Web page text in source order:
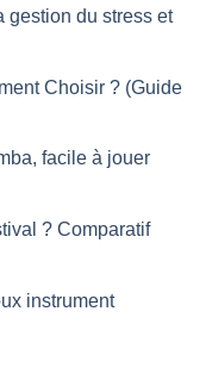
gestion du stress et
Choisir ? (Guide
facile à jouer
? Comparatif
instrument